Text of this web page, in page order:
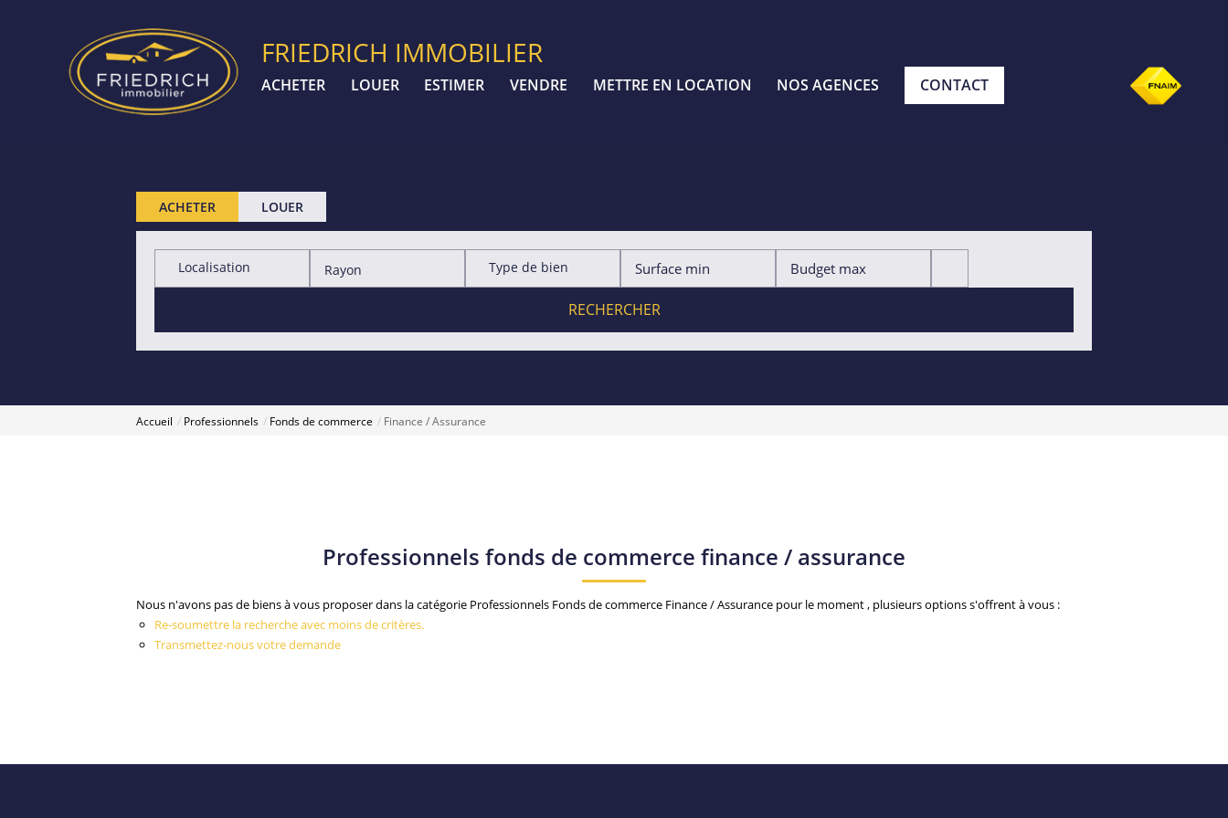
FRIEDRICH IMMOBILIER
ACHETER LOUER ESTIMER VENDRE METTRE EN LOCATION NOS AGENCES CONTACT
ACHETER LOUER
Localisation Rayon Type de bien
RECHERCHER
Accueil Professionnels Fonds de commerce Finance / Assurance
Professionnels fonds de commerce finance / assurance
Nous n'avons pas de biens à vous proposer dans la catégorie Professionnels Fonds de commerce Finance / Assurance pour le moment , plusieurs options s'offrent à vous :
Re-soumettre la recherche avec moins de critères.
Transmettez-nous votre demande